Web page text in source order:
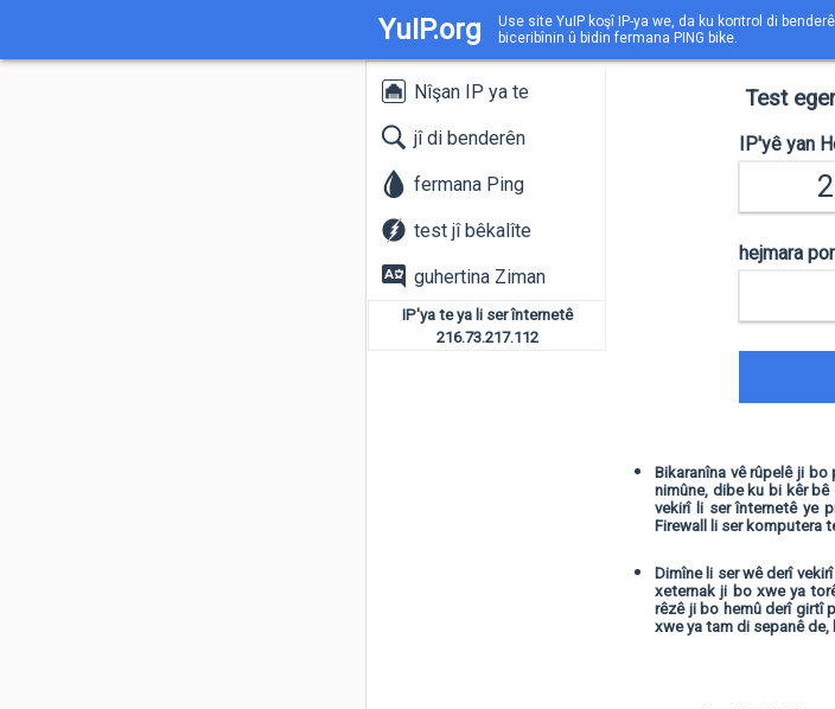
YuIP.org
Use site YuIP koşî IP-ya we, da ku kontrol di
biceribînin û bidin fermana PING bike.
Nîşan IP ya te
jî di benderên
fermana Ping
test jî bêkalîte
guhertina Ziman
IP'ya te ya li ser înternetê
216.73.217.112
Test
IP'yê yan
hejmara
Bikaranîna vê rûpelê ji
nimûne, dibe ku bi kêr
vekirî li ser înternetê ye
Firewall li ser komputera
Dimîne li ser wê derî
xeternak ji bo xwe ya
rêzê ji bo hemû derî girtî
xwe ya tam di sepanê